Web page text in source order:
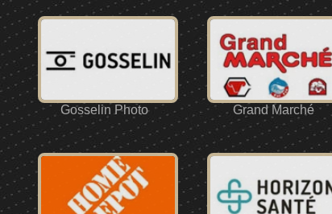
Gosselin Photo Grand Marché